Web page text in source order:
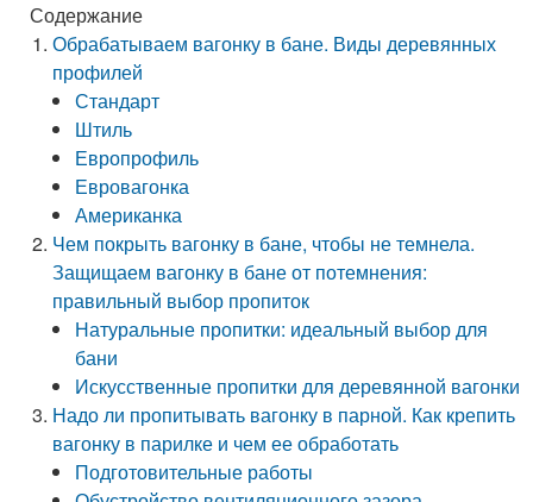
Содержание
Обрабатываем вагонку в бане. Виды деревянных
профилей
Стандарт
Штиль
Европрофиль
Евровагонка
Американка
Чем покрыть вагонку в бане, чтобы не темнела.
Защищаем вагонку в бане от потемнения:
правильный выбор пропиток
Натуральные пропитки: идеальный выбор для
бани
Искусственные пропитки для деревянной вагонки
Надо ли пропитывать вагонку в парной. Как крепить
вагонку в парилке и чем ее обработать
Подготовительные работы